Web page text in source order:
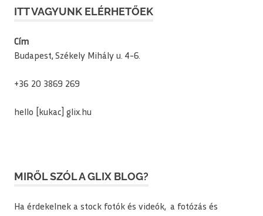
ITT VAGYUNK ELÉRHETŐEK
Cím
Budapest, Székely Mihály u. 4-6.
+36 20 3869 269
hello [kukac] glix.hu
MIRŐL SZÓL A GLIX BLOG?
Ha érdekelnek a stock fotók és videók, a fotózás és